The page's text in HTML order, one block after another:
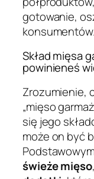
gotowanie,
konsumentów.
Skład mięsa
powinieneś
Zrozumienie,
„mięso
się jego
może on być
świeże mięso